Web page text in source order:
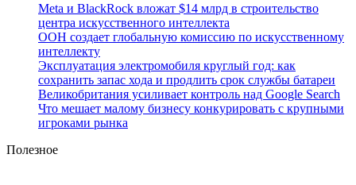
Meta и BlackRock вложат $14 млрд в строительство
центра искусственного интеллекта
ООН создает глобальную комиссию по искусственному
интеллекту
Эксплуатация электромобиля круглый год: как
сохранить запас хода и продлить срок службы батареи
Великобритания усиливает контроль над Google Search
Что мешает малому бизнесу конкурировать с крупными
игроками рынка
Полезное